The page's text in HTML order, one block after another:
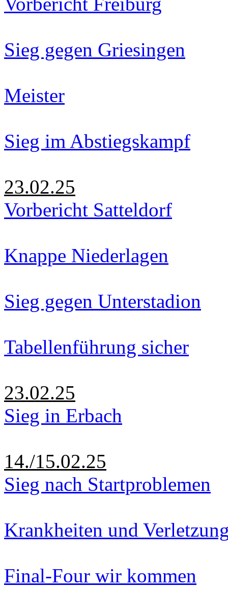
Sieg gegen Griesingen
Meister
Sieg im Abstiegskampf
23.02.25
Vorbericht Satteldorf
Knappe Niederlagen
Sieg gegen Unterstadion
Tabellenführung sicher
23.02.25
Sieg in Erbach
14./15.02.25
Sieg nach Startproblemen
Krankheiten und
Final-Four wir kommen